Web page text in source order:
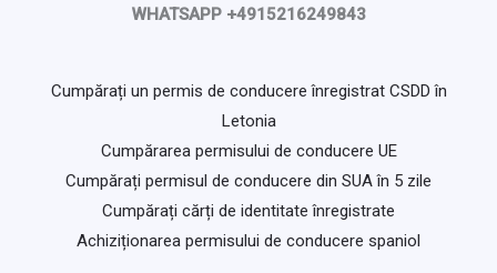
WHATSAPP +4915216249843
Cumpărați un permis de conducere înregistrat CSDD în
Letonia
Cumpărarea permisului de conducere UE
Cumpărați permisul de conducere din SUA în 5 zile
Cumpărați cărți de identitate înregistrate
Achiziționarea permisului de conducere spaniol